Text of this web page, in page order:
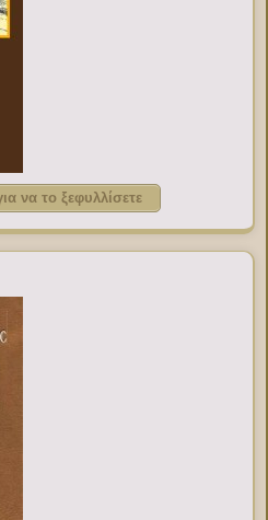
να το ξεφυλλίσετε